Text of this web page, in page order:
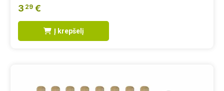
3 29 €
Į krepšelį